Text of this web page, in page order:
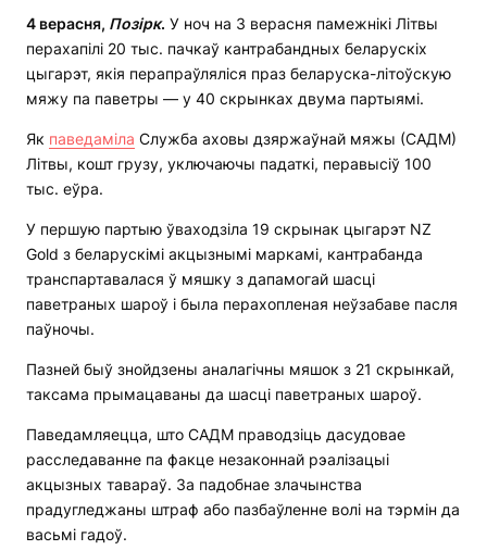
4 верасня, Позірк. У ноч на 3 верасня памежнікі Літвы
перахапілі 20 тыс. пачкаў кантрабандных беларускіх
цыгарэт, якія перапраўляліся праз беларуска-літоўскую
мяжу па паветры — у 40 скрынках двума партыямі.
Як паведаміла Служба аховы дзяржаўнай мяжы (САДМ)
Літвы, кошт грузу, уключаючы падаткі, перавысіў 100
тыс. еўра.
У першую партыю ўваходзіла 19 скрынак цыгарэт NZ
Gold з беларускімі акцызнымі маркамі, кантрабанда
транспартавалася ў мяшку з дапамогай шасці
паветраных шароў і была перахопленая неўзабаве пасля
паўночы.
Пазней быў знойдзены аналагічны мяшок з 21 скрынкай,
таксама прымацаваны да шасці паветраных шароў.
Паведамляецца, што САДМ праводзіць дасудовае
расследаванне па факце незаконнай рэалізацыі
акцызных тавараў. За падобнае злачынства
прадугледжаны штраф або пазбаўленне волі на тэрмін да
васьмі гадоў.